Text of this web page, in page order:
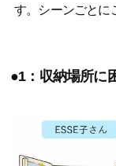
す。シーンごとに
●1：収納場所に